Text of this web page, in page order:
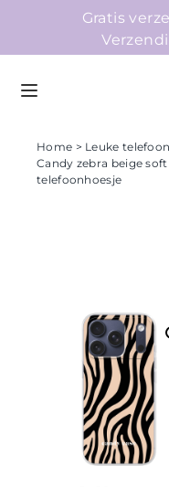
Gratis
Homepage
Collecties
Contact
Home > Leuke
Candy zebra beige
telefoonhoesje